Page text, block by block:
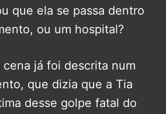
que ela se passa dentro
ou um hospital?
cena já foi descrita num
que dizia que a Tia
desse golpe fatal do